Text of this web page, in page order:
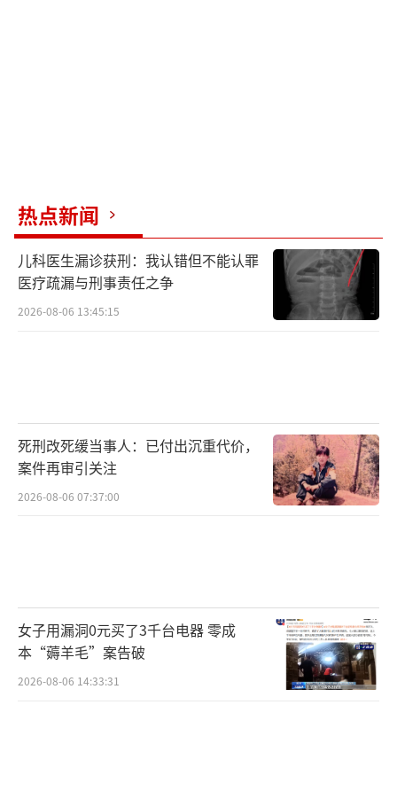
熟分开，处理生肉后及时洗手消毒。若出现持
续高热、多汗、肌肉关节疼痛等症状且有牛羊
接触史或食用史，应及时就医并告知医生相关
暴露史，避免延误诊治。
（责任编辑：0882）
热点新闻
儿科医生漏诊获刑：我认错但不能认罪
医疗疏漏与刑事责任之争
2026-08-06 13:45:15
死刑改死缓当事人：已付出沉重代价，
案件再审引关注
2026-08-06 07:37:00
女子用漏洞0元买了3千台电器 零成
本“薅羊毛”案告破
2026-08-06 14:33:31